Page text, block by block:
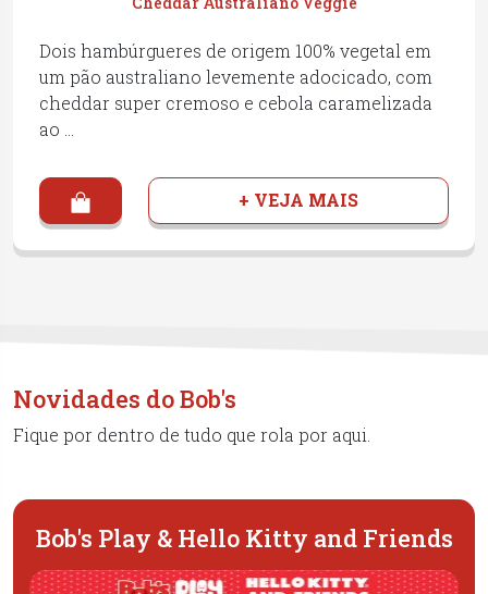
Dois hambúrgueres de origem 100% vegetal em
um pão australiano levemente adocicado, com
cheddar super cremoso e cebola caramelizada
ao …
+ VEJA MAIS
Novidades do Bob's
Fique por dentro de tudo que rola por aqui.
Bob's Play & Hello Kitty and Friends